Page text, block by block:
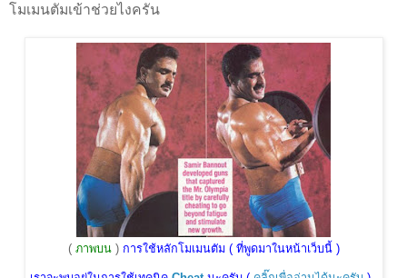
โมเมนตัมเข้าช่วยไงครัน
( ภาพบน)การใช้หลักโมเมนตัม ( ที่พูดมาในหน้าเว็บนี้ )